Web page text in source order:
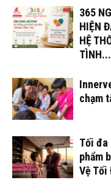
365
HIỆN
HỆ
TÌNH...
chạm
Tối đa
phẩm
Vệ Tối